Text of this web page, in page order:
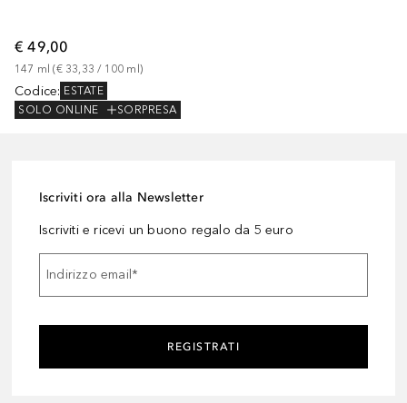
€ 49,00
147 ml (€ 33,33 / 100 ml)
Codice: ESTATE
SOLO ONLINE
SORPRESA
Iscriviti ora alla Newsletter
Iscriviti e ricevi un buono regalo da 5 euro
Indirizzo email *
REGISTRATI